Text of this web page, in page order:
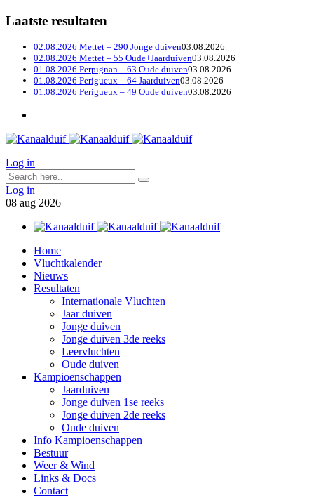
Laatste resultaten
02.08.2026 Mettet – 290 Jonge duiven03.08.2026
02.08.2026 Mettet – 55 Oude+Jaarduiven03.08.2026
01.08.2026 Perpignan – 63 Oude duiven03.08.2026
01.08.2026 Perigueux – 64 Jaarduiven03.08.2026
01.08.2026 Perigueux – 49 Oude duiven03.08.2026
Log in
Log in
08 aug 2026
Home
Vluchtkalender
Nieuws
Resultaten
Internationale Vluchten
Jaar duiven
Jonge duiven
Jonge duiven 3de reeks
Leervluchten
Oude duiven
Kampioenschappen
Jaarduiven
Jonge duiven 1se reeks
Jonge duiven 2de reeks
Oude duiven
Info Kampioenschappen
Bestuur
Weer & Wind
Links & Docs
Contact